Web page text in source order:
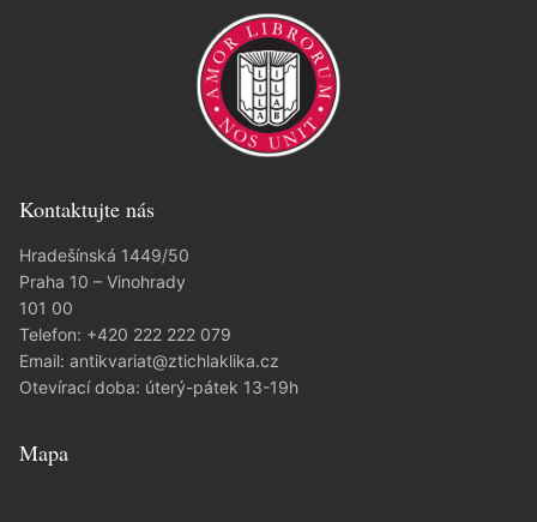
Kontaktujte nás
Hradešínská 1449/50
Praha 10 – Vinohrady
101 00
Telefon: +420 222 222 079
Email: antikvariat@ztichlaklika.cz
Otevírací doba: úterý-pátek 13-19h
Mapa